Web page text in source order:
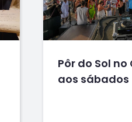
Pôr do Sol
aos sábados